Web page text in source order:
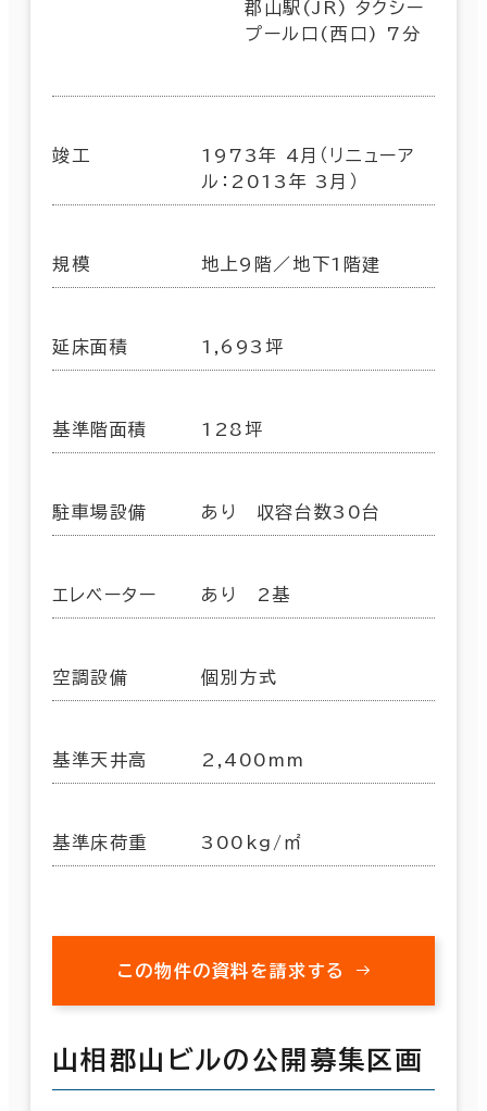
郡山駅(JR) タクシー
プール口(西口) 7分
竣工
1973年 4月（リニューア
ル：2013年 3月）
規模 地上9階／地下1階建
延床面積 1,693坪
基準階面積 128坪
駐車場設備 あり 収容台数30台
エレベーター あり 2基
空調設備 個別方式
基準天井高 2,400mm
基準床荷重 300kg/㎡
この物件の資料を請求する
山相郡山ビルの公開募集区画